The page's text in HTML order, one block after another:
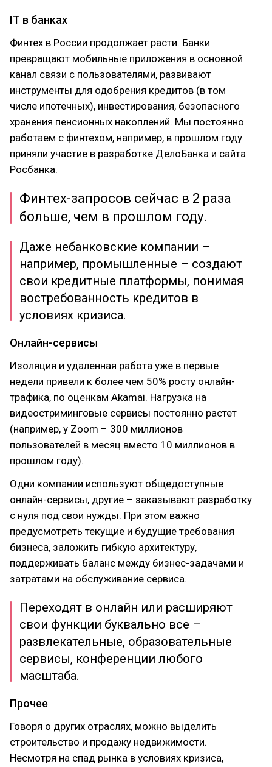
IT в банках
Финтех в России продолжает расти. Банки
превращают мобильные приложения в основной
канал связи с пользователями, развивают
инструменты для одобрения кредитов (в том
числе ипотечных), инвестирования, безопасного
хранения пенсионных накоплений. Мы постоянно
работаем с финтехом, например, в прошлом году
приняли участие в разработке ДелоБанка и сайта
Росбанка.
Финтех-запросов сейчас в 2 раза
больше, чем в прошлом году.
Даже небанковские компании –
например, промышленные – создают
свои кредитные платформы, понимая
востребованность кредитов в
условиях кризиса.
Онлайн-сервисы
Изоляция и удаленная работа уже в первые
недели привели к более чем 50% росту онлайн-
трафика, по оценкам Akamai. Нагрузка на
видеостриминговые сервисы постоянно растет
(например, у Zoom – 300 миллионов
пользователей в месяц вместо 10 миллионов в
прошлом году).
Одни компании используют общедоступные
онлайн-сервисы, другие – заказывают разработку
с нуля под свои нужды. При этом важно
предусмотреть текущие и будущие требования
бизнеса, заложить гибкую архитектуру,
поддерживать баланс между бизнес-задачами и
затратами на обслуживание сервиса.
Переходят в онлайн или расширяют
свои функции буквально все –
развлекательные, образовательные
сервисы, конференции любого
масштаба.
Прочее
Говоря о других отраслях, можно выделить
строительство и продажу недвижимости.
Несмотря на спад рынка в условиях кризиса,